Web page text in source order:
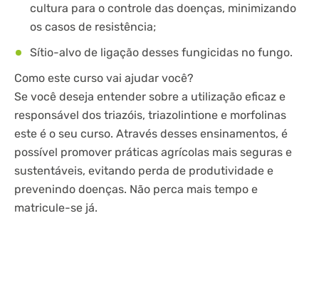
cultura para o controle das doenças, minimizando
os casos de resistência;
Sítio-alvo de ligação desses fungicidas no fungo.
Como este curso vai ajudar você?
Se você deseja entender sobre a utilização eficaz e
responsável dos triazóis, triazolintione e morfolinas
este é o seu curso. Através desses ensinamentos, é
possível promover práticas agrícolas mais seguras e
sustentáveis, evitando perda de produtividade e
prevenindo doenças. Não perca mais tempo e
matricule-se já.